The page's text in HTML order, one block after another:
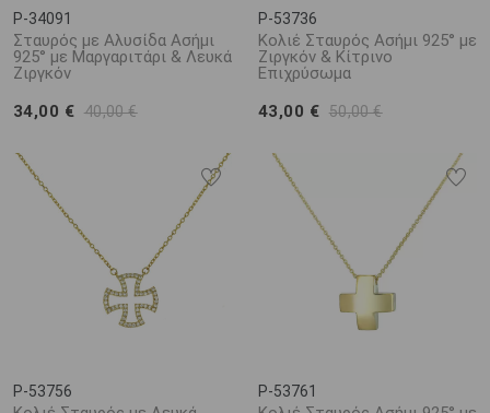
P-34091
Σταυρός με Αλυσίδα Ασήμι
925° με Μαργαριτάρι & Λευκά
Ζιργκόν
34,00 € 40,00 €
P-53736
Κολιέ Σταυρός Ασήμι 925° με
Ζιργκόν & Κίτρινο
Επιχρύσωμα
43,00 € 50,00 €
P-53756 P-53761